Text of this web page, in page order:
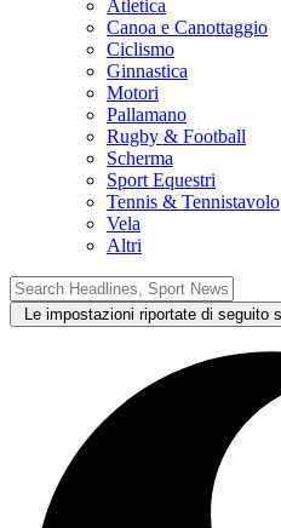
Atletica
Canoa e Canottaggio
Ciclismo
Ginnastica
Motori
Pallamano
Rugby & Football
Scherma
Sport Equestri
Tennis & Tennistavolo
Vela
Altri